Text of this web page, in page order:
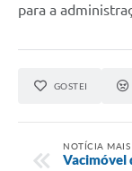
para a
GOSTEI
NOTÍCIA MAIS
Vacimóvel